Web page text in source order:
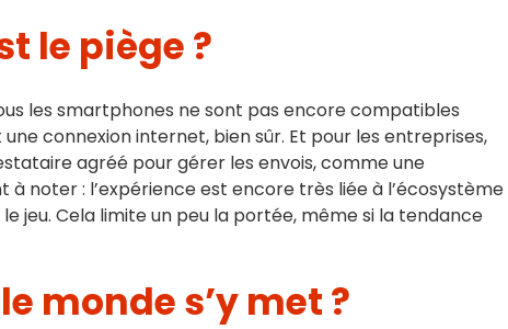
le piège ?
les smartphones ne sont pas encore compatibles
connexion internet, bien sûr. Et pour les entreprises,
agréé pour gérer les envois, comme une
noter : l’expérience est encore très liée à l’écosystème
jeu. Cela limite un peu la portée, même si la tendance
monde s’y met ?